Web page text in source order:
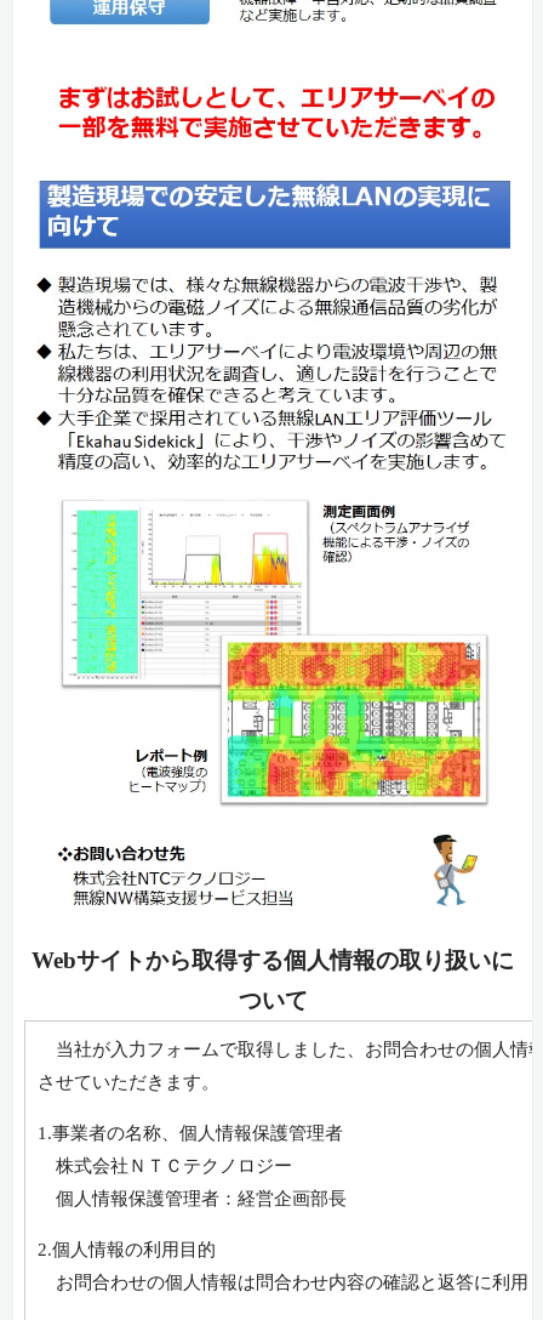
Webサイトから取得する個人情報の取り扱いに
ついて
当社が入力フォームで取得しました、お問合わせの個人情
させていただきます。
1.事業者の名称、個人情報保護管理者
株式会社ＮＴＣテクノロジー
個人情報保護管理者：経営企画部長
2.個人情報の利用目的
お問合わせの個人情報は問合わせ内容の確認と返答に利用